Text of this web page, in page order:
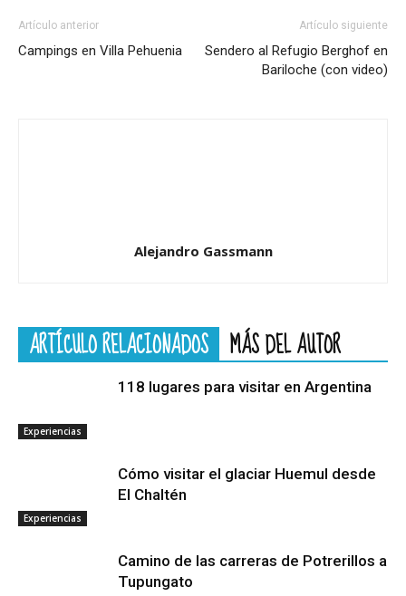
Artículo anterior
Campings en Villa Pehuenia
Artículo siguiente
Sendero al Refugio Berghof en
Bariloche (con video)
Alejandro Gassmann
ARTÍCULO RELACIONADOS MÁS DEL AUTOR
Experiencias
118 lugares para visitar en Argentina
Experiencias
Cómo visitar el glaciar Huemul desde
El Chaltén
Camino de las carreras de Potrerillos a
Tupungato